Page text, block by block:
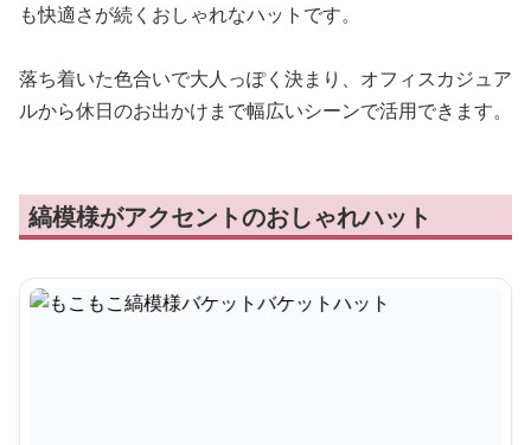
も快適さが続くおしゃれなハットです。
落ち着いた色合いで大人っぽく決まり、オフィスカジュア
ルから休日のお出かけまで幅広いシーンで活用できます。
縞模様がアクセントのおしゃれハット